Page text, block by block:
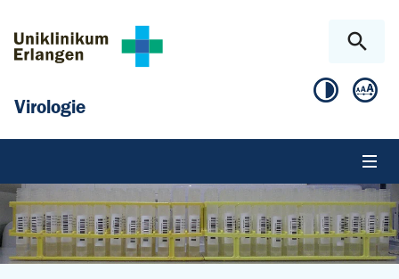
Virologie